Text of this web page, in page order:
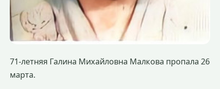
71-летняя Галина Михайловна Малкова пропала 26
марта.